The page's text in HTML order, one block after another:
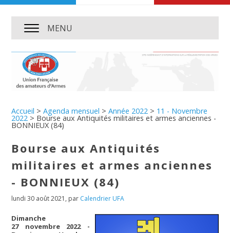
MENU
Accueil >Agenda mensuel >Année 2022 > 11 - Novembre
2022 > Bourse aux Antiquités militaires et armes anciennes -
BONNIEUX (84)
Bourse aux Antiquités
militaires et armes anciennes
- BONNIEUX (84)
lundi 30 août 2021, par Calendrier UFA
Dimanche
27 novembre 2022 -